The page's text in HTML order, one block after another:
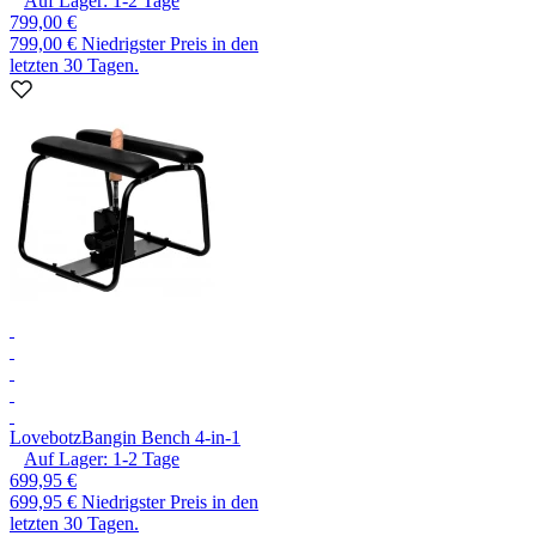
799,00 €
799,00 € Niedrigster Preis in den
letzten 30 Tagen.
LovebotzBangin Bench 4-in-1
Auf Lager: 1-2 Tage
699,95 €
699,95 € Niedrigster Preis in den
letzten 30 Tagen.